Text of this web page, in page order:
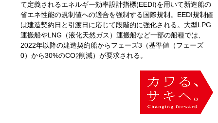
て定義されるエネルギー効率設計指標(EEDI)を用いて新造船の
省エネ性能の規制値への適合を強制する国際規制。 EEDI規制値
は建造契約日と引渡日に応じて段階的に強化される。大型LPG
運搬船やLNG （液化天然ガス）運搬船など一部の船種では、
2022年以降の建造契約船からフェーズ3 （基準値（フェーズ
0）から30%のCO2削減）が要求される。